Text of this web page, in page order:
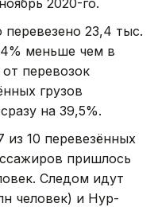
23,4 тыс.
меньше чем в
перевозок
грузов
на 39,5%.
из 10 перевезённых
пришлось
Следом идут
человек) и Нур-